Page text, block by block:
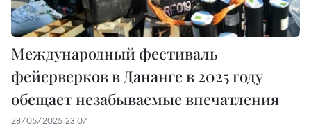
Международный фестиваль
фейерверков в Дананге в 2025 году
обещает незабываемые впечатления
28/05/2025 23:07